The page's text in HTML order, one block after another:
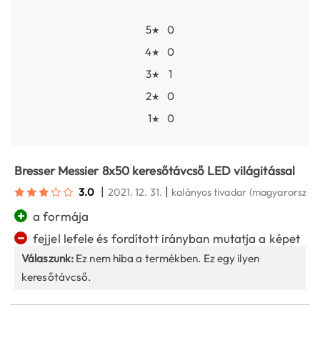
5★
0
4★
0
3★
1
2★
0
1★ 0
Bresser Messier 8x50 keresőtávcső LED világitással
3.0 | 2021. 12. 31. | kalányos tivadar
+ a formája
− fejjel lefele és fordított irányban mutatja a képet
Válaszunk: Ez nem hiba a termékben. Ez egy ilyen
keresőtávcső.